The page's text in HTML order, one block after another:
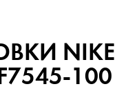
NIKE
100